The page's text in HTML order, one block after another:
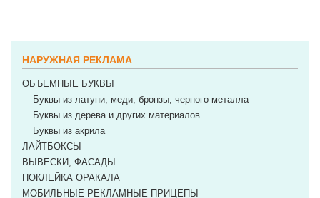
НАРУЖНАЯ РЕКЛАМА
ОБЪЕМНЫЕ БУКВЫ
Буквы из латуни, меди, бронзы, черного металла
Буквы из дерева и других материалов
Буквы из акрила
ЛАЙТБОКСЫ
ВЫВЕСКИ, ФАСАДЫ
ПОКЛЕЙКА ОРАКАЛА
МОБИЛЬНЫЕ РЕКЛАМНЫЕ ПРИЦЕПЫ